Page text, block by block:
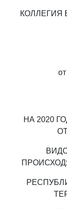
КОЛЛЕГИЯ
НА 2020